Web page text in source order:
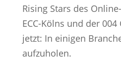
Rising Stars des
ECC-Kölns und der
jetzt: In einigen
aufzuholen.